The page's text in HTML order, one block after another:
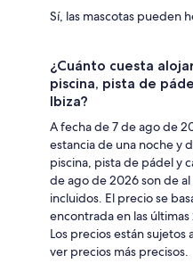
Sí, las mascotas pueden
¿Cuánto cuesta
piscina, pista de
Ibiza?
A fecha de 7 de ago de
estancia de una noche y
piscina, pista de pádel y
de ago de 2026 son de
incluidos. El precio se
encontrada en las
Los precios están sujetos
ver precios más precisos.